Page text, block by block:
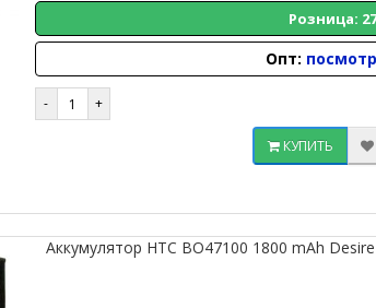
Розница:
Опт:
КУПИТЬ
Аккумулятор HTC BO47100 1800 mAh